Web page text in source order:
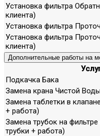
Установка фильтра
клиента)
Установка фильтра
Установка фильтра
клиента)
Дополнительные работы на
Подкачка Бака
Замена крана Чистой Воды
Замена таблетки в
+ работа)
Замена трубок на
трубки + работа)